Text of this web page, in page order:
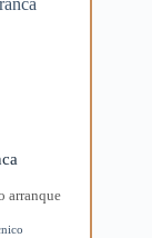
arranque